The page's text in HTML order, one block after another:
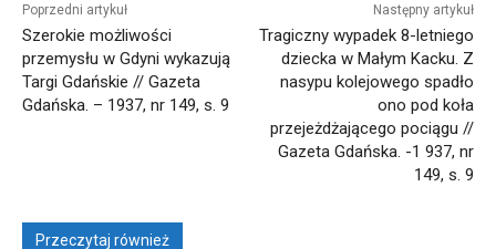
Poprzedni artykuł
Szerokie możliwości
przemysłu w Gdyni wykazują
Targi Gdańskie // Gazeta
Gdańska. – 1937, nr 149, s. 9
Następny artykuł
Tragiczny wypadek 8-letniego
dziecka w Małym Kacku. Z
nasypu kolejowego spadło
ono pod koła
przejeżdżającego pociągu //
Gazeta Gdańska. -1 937, nr
149, s. 9
Przeczytaj również